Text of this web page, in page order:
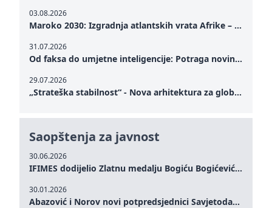
Saopštenja za javnost
30.06.2026
IFIMES dodijelio Zlatnu medalju Bogiću Bogićeviću za izuzetan doprinos demokratskim vrijednostima i miru
30.01.2026
Abazović i Norov novi potpredsjednici Savjetodavnog odbora IFIMES-a
03.08.2026
Maroko 2030: Izgradnja atlantskih vrata Afrike – od Tangera u Mediteranu do novog geopolitičkog koridora
31.07.2026
Od faksa do umjetne inteligencije: Potraga novinarstva za istinom u digitalnom dobu
29.07.2026
„Strateška stabilnost“ - Nova arhitektura za globalnu saradnju